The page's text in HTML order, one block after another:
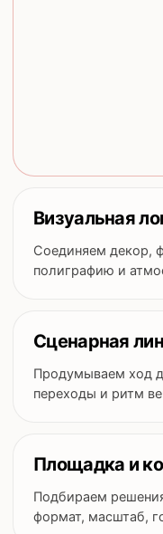
Визуальная
Соединяем декор,
полиграфию и
Сценарная
Продумываем ход
переходы и ритм
Площадка и
Подбираем
формат, масштаб,